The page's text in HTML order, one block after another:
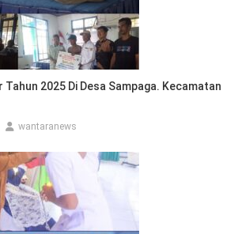
Tahun 2025 Di Desa Sampaga. Kecamatan
wantaranews